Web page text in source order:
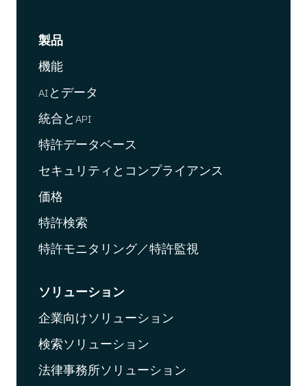
製品
機能
AIとデータ
統合とAPI
特許データベース
セキュリティとコンプライアンス
価格
特許検索
特許モニタリング／特許監視
ソリューション
企業向けソリューション
検索ソリューション
法律事務所ソリューション